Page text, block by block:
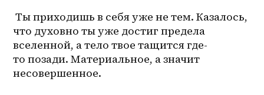
Ты приходишь в себя уже не тем. Казалось,
что духовно ты уже достиг предела
вселенной, а тело твое тащится где-
то позади. Материальное, а значит
несовершенное.